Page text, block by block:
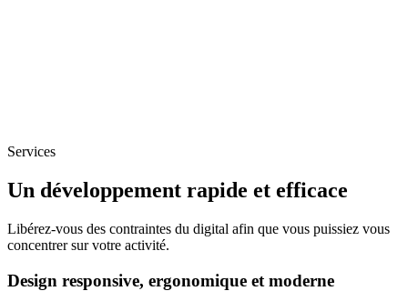
Services
Un développement rapide et efficace
Libérez-vous des contraintes du digital afin que vous puissiez vous
concentrer sur votre activité.
Design responsive, ergonomique et moderne